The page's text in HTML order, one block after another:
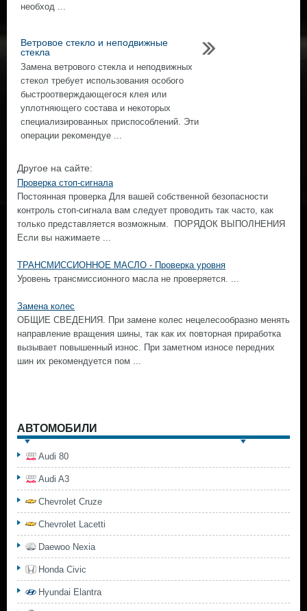
необход ...
Ветровое стекло и неподвижные
стекла
Замена ветрового стекла и неподвижных
стекол требует использования особого
быстроотверждающегося клея или
уплотняющего состава и некоторых
специализированных приспособлений. Эти
операции рекомендуе ...
Другое на сайте:
Проверка стоп-сигнала
Постоянная проверка Для вашей собственной безопасности
контроль стоп-сигнала вам следует проводить так часто, как
только представляется возможным. ПОРЯДОК ВЫПОЛНЕНИЯ
Если вы нажимаете ...
ТРАНСМИССИОННОЕ МАСЛО - Проверка уровня
Уровень трансмиссионного масла не проверяется. ...
Замена колес
ОБЩИЕ СВЕДЕНИЯ. При замене колес нецелесообразно менять
направление вращения шины, так как их повторная приработка
вызывает повышенный износ. При заметном износе передних
шин их рекомендуется пом ...
АВТОМОБИЛИ
Audi 80
Audi A3
Chevrolet Cruze
Chevrolet Lacetti
Daewoo Nexia
Honda Civic
Hyundai Elantra